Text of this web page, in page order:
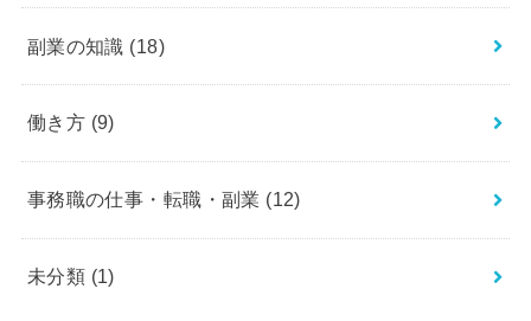
副業の知識 (18)
働き方 (9)
事務職の仕事・転職・副業 (12)
未分類 (1)